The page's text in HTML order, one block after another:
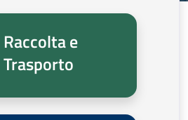
Raccolta e
Trasporto